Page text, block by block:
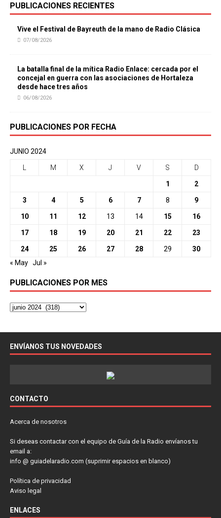
PUBLICACIONES RECIENTES
Vive el Festival de Bayreuth de la mano de Radio Clásica
07/08/2026
La batalla final de la mítica Radio Enlace: cercada por el
concejal en guerra con las asociaciones de Hortaleza
desde hace tres años
06/08/2026
PUBLICACIONES POR FECHA
JUNIO 2024
M X J V S D
1 2
3 4 5 6 7 8 9
10 11 12 13 14 15 16
17 18 19 20 21 22 23
24 25 26 27 28 29
30
« May Jul »
PUBLICACIONES POR MES
ENVÍANOS TUS NOVEDADES
CONTACTO
Acerca de nosotros
Si deseas contactar con el equipo de Guía de la Radio envíanos tu
email a:
info @ guiadelaradio.com (suprimir espacios en blanco)
Política de privacidad
Aviso legal
ENLACES